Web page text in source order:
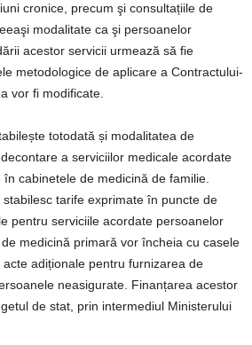
cronice, precum şi consultațiile de
modalitate ca şi persoanelor
acestor servicii urmează să fie
metodologice de aplicare a Contractului-
vor fi modificate.
totodată și modalitatea de
a serviciilor medicale acordate
cabinetele de medicină de familie.
tarife exprimate în puncte de
pentru serviciile acordate persoanelor
medicină primară vor încheia cu casele
adiționale pentru furnizarea de
neasigurate. Finanțarea acestor
de stat, prin intermediul Ministerului